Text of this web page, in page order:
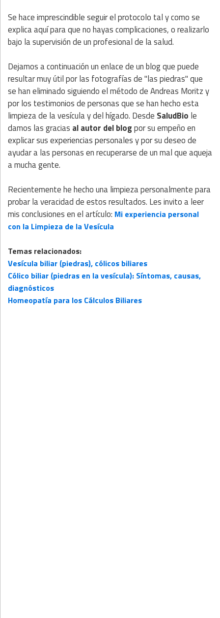
Se hace imprescindible seguir el protocolo tal y como se
explica aquí para que no hayas complicaciones, o realizarlo
bajo la supervisión de un profesional de la salud.
Dejamos a continuación un enlace de un blog que puede
resultar muy útil por las fotografías de "las piedras" que
se han eliminado siguiendo el método de Andreas Moritz y
por los testimonios de personas que se han hecho esta
limpieza de la vesícula y del hígado. Desde SaludBio le
damos las gracias al autor del blogpor su empeño en
explicar sus experiencias personales y por su deseo de
ayudar a las personas en recuperarse de un mal que aqueja
a mucha gente.
Recientemente he hecho una limpieza personalmente para
probar la veracidad de estos resultados. Les invito a leer
mis conclusiones en el artículo: Mi experiencia personal
con la Limpieza de la Vesícula
Temas relacionados:
Vesícula biliar (piedras), cólicos biliares
Cólico biliar (piedras en la vesícula): Síntomas, causas,
diagnósticos
Homeopatía para los Cálculos Biliares